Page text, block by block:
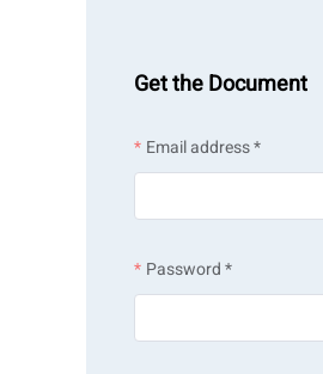
측정 기술:
Get the Document
Email address *
Password *